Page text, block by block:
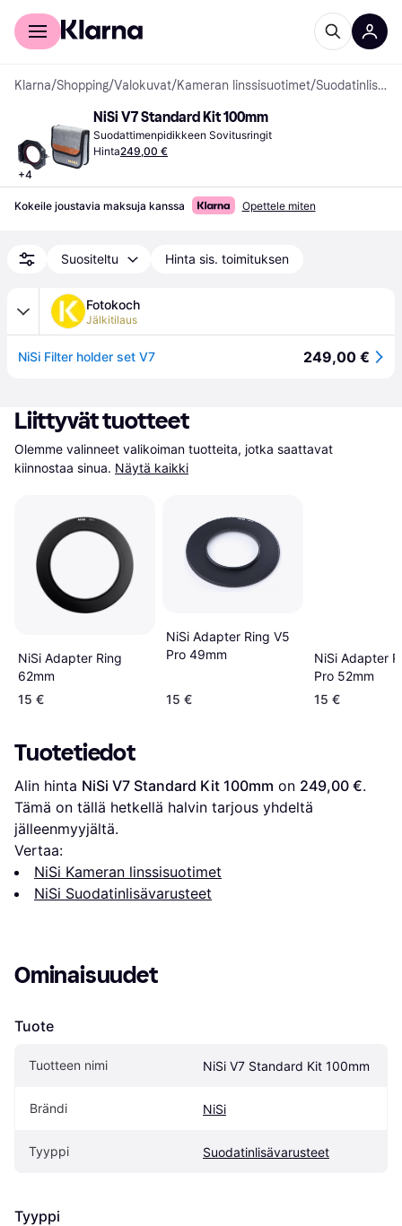
Kuluttajille
Klarna/Shopping/Valokuvat/Kameran linssisuotimet/ Suodatinlisävarusteet
+4
NiSi V7 Standard Kit 100mm
Suodattimenpidikkeen Sovitusringit
Hinta249,00 €
Kokeile joustavia maksuja kanssa Opettele miten
Suositeltu Hinta sis. toimituksen
Fotokoch
Jälkitilaus
NiSi Filter holder set V7 249,00 €
Liittyvät tuotteet
Olemme valinneet valikoiman tuotteita, jotka saattavat
kiinnostaa sinua. Näytä kaikki
NiSi Adapter Ring
62mm
15 €
NiSi Adapter Ring V5
Pro 49mm
15 €
NiSi Adapter
Pro 52mm
15 €
Tuotetiedot
Alin hinta NiSi V7 Standard Kit 100mm on 249,00 €.
Tämä on tällä hetkellä halvin tarjous yhdeltä
jälleenmyyjältä.
Vertaa:
NiSi Kameran linssisuotimet
NiSi Suodatinlisävarusteet
Ominaisuudet
Tuote
Tuotteen nimi NiSi V7 Standard Kit 100mm
Brändi NiSi
Tyyppi Suodatinlisävarusteet
Tyyppi